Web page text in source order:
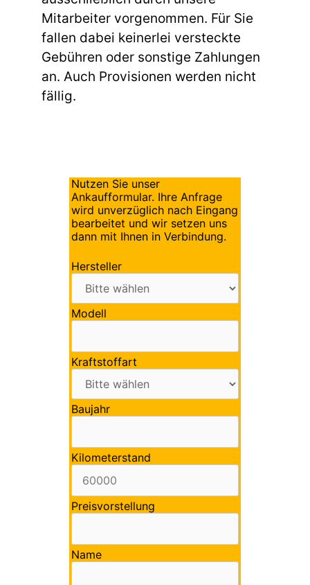
Mitarbeiter vorgenommen. Für Sie
fallen dabei keinerlei versteckte
Gebühren oder sonstige Zahlungen
an. Auch Provisionen werden nicht
fällig.
Nutzen Sie unser
Ankaufformular. Ihre Anfrage
wird unverzüglich nach Eingang
bearbeitet und wir setzen uns
dann mit Ihnen in Verbindung.
Hersteller
Modell
Kraftstoffart
Baujahr
Kilometerstand
Preisvorstellung
Name